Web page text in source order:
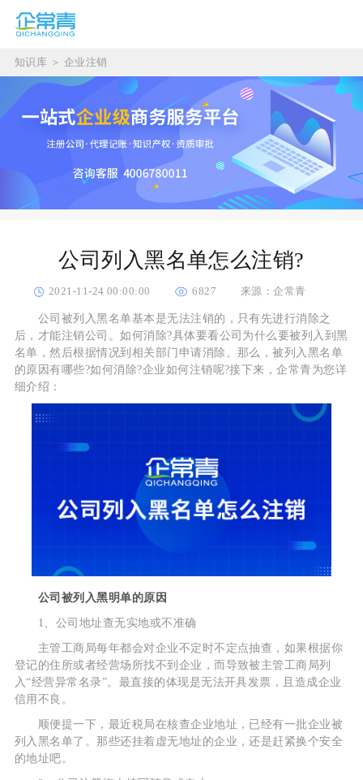
知识库 ＞ 企业注销
公司列入黑名单怎么注销?
2021-11-24 00:00:00 6827 来源：企常青
公司被列入黑名单基本是无法注销的，只有先进行消除之
后，才能注销公司。如何消除?具体要看公司为什么要被列入到黑
名单，然后根据情况到相关部门申请消除。那么，被列入黑名单
的原因有哪些?如何消除?企业如何注销呢?接下来，企常青为您详
细介绍：
公司被列入黑明单的原因
1、公司地址查无实地或不准确
主管工商局每年都会对企业不定时不定点抽查，如果根据你
登记的住所或者经营场所找不到企业，而导致被主管工商局列
入“经营异常名录”。最直接的体现是无法开具发票，且造成企业
信用不良。
顺便提一下，最近税局在核查企业地址，已经有一批企业被
列入黑名单了。那些还挂着虚无地址的企业，还是赶紧换个安全
的地址吧。